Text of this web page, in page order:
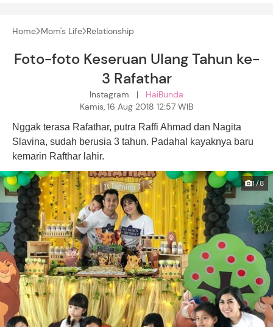
Home Mom's Life Relationship
Foto-foto Keseruan Ulang Tahun ke-
3 Rafathar
Instagram | HaiBunda
Kamis, 16 Aug 2018 12:57 WIB
Nggak terasa Rafathar, putra Raffi Ahmad dan Nagita
Slavina, sudah berusia 3 tahun. Padahal kayaknya baru
kemarin Rafthar lahir.
1/8